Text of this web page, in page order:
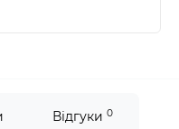
Відгуки 0